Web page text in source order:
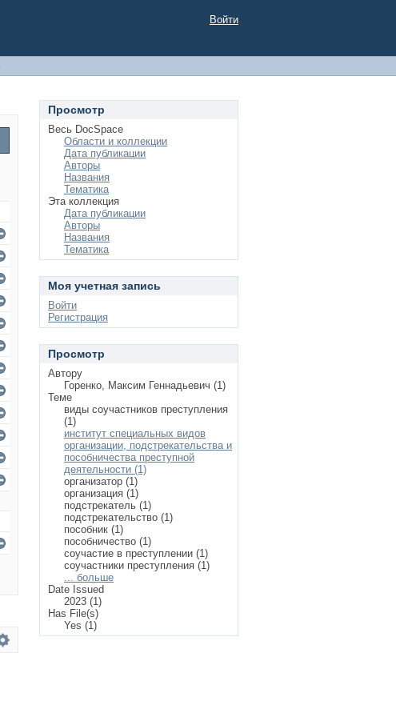
Войти
Просмотр
Весь DocSpace
Области и коллекции
Дата публикации
Авторы
Названия
Тематика
Эта коллекция
Дата публикации
Авторы
Названия
Тематика
Моя учетная запись
Войти
Регистрация
Просмотр
Автору
Горенко, Максим Геннадьевич (1)
Теме
виды соучастников преступления
(1)
институт специальных видов
организации, подстрекательства и
пособничества преступной
деятельности (1)
организатор (1)
организация (1)
подстрекатель (1)
подстрекательство (1)
пособник (1)
пособничество (1)
соучастие в преступлении (1)
соучастники преступления (1)
... больше
Date Issued
2023 (1)
Has File(s)
Yes (1)